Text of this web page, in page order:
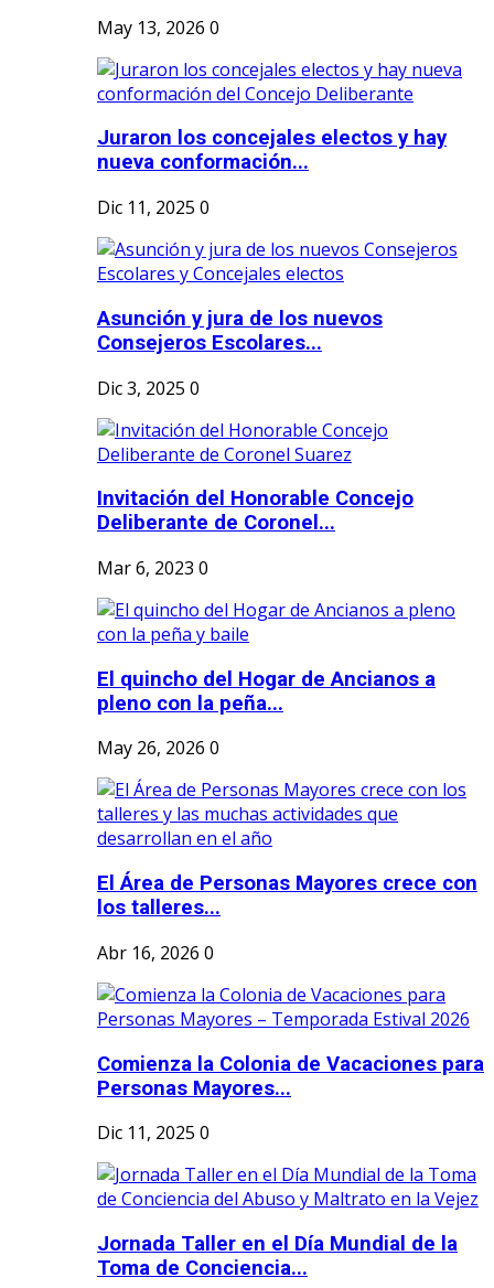
May 13, 2026 0
Juraron los concejales electos y hay
nueva conformación...
Dic 11, 2025 0
Asunción y jura de los nuevos
Consejeros Escolares...
Dic 3, 2025 0
Invitación del Honorable Concejo
Deliberante de Coronel...
Mar 6, 2023 0
El quincho del Hogar de Ancianos a
pleno con la peña...
May 26, 2026 0
El Área de Personas Mayores crece con
los talleres...
Abr 16, 2026 0
Comienza la Colonia de Vacaciones para
Personas Mayores...
Dic 11, 2025 0
Jornada Taller en el Día Mundial de la
Toma de Conciencia...